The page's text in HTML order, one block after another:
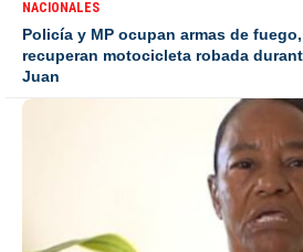
NACIONALES
Policía y MP ocupan armas de
recuperan motocicleta robada
Juan